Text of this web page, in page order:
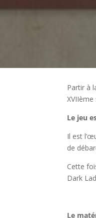
Partir à
Le jeu
Il est
de
Cette
Dark
Le